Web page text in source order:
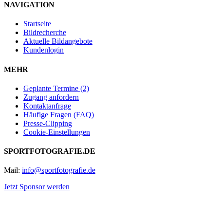
NAVIGATION
Startseite
Bildrecherche
Aktuelle Bildangebote
Kundenlogin
MEHR
Geplante Termine (2)
Zugang anfordern
Kontaktanfrage
Häufige Fragen (FAQ)
Presse-Clipping
Cookie-Einstellungen
SPORTFOTOGRAFIE.DE
Mail: info@sportfotografie.de
Jetzt Sponsor werden